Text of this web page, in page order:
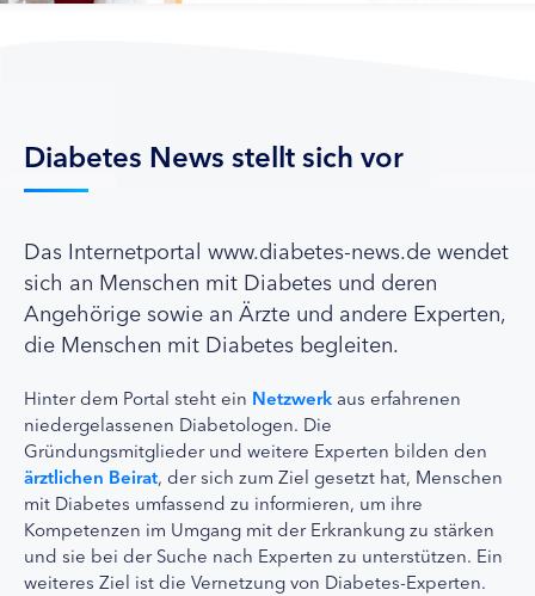
Diabetes News stellt sich vor
Das Internetportal www.diabetes-news.de wendet
sich an Menschen mit Diabetes und deren
Angehörige sowie an Ärzte und andere Experten,
die Menschen mit Diabetes begleiten.
Hinter dem Portal steht ein Netzwerk aus erfahrenen
niedergelassenen Diabetologen. Die
Gründungsmitglieder und weitere Experten bilden den
ärztlichen Beirat, der sich zum Ziel gesetzt hat, Menschen
mit Diabetes umfassend zu informieren, um ihre
Kompetenzen im Umgang mit der Erkrankung zu stärken
und sie bei der Suche nach Experten zu unterstützen. Ein
weiteres Ziel ist die Vernetzung von Diabetes-Experten.